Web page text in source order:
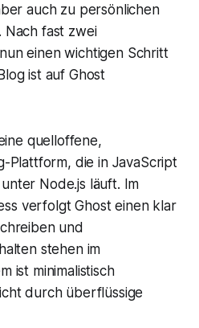
auch zu persönlichen
Nach fast zwei
einen wichtigen Schritt
ist auf Ghost
quelloffene,
Plattform, die in JavaScript
Node.js läuft. Im
verfolgt Ghost einen klar
und
stehen im
ist minimalistisch
durch überflüssige